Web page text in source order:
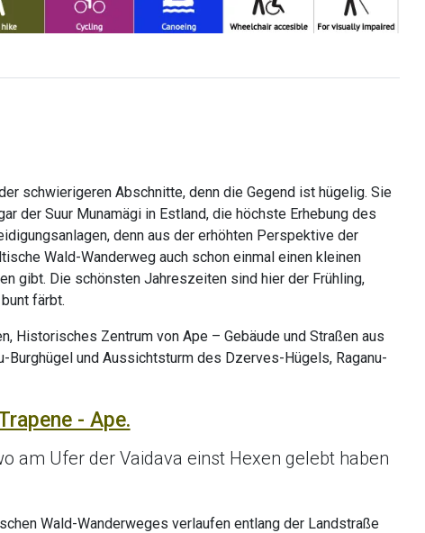
schwierigeren Abschnitte, denn die Gegend ist hügelig. Sie
der Suur Munamägi in Estland, die höchste Erhebung des
denn aus der erhöhten Perspektive der
Wald-Wanderweg auch schon einmal einen kleinen
gibt. Die schönsten Jahreszeiten sind hier der Frühling,
färbt.
Historisches Zentrum von Ape – Gebäude und Straßen aus
und Aussichtsturm des Dzerves-Hügels, Raganu-
- Ape.
am Ufer der Vaidava einst Hexen gelebt haben
Wald-Wanderweges verlaufen entlang der Landstraße